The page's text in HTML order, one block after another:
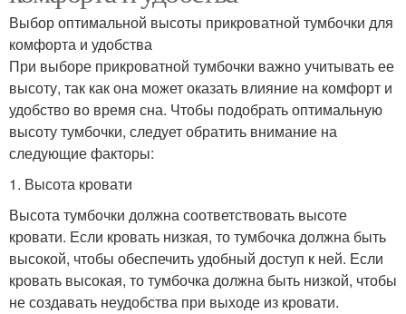
Выбор оптимальной высоты прикроватной тумбочки для
комфорта и удобства
При выборе прикроватной тумбочки важно учитывать ее
высоту, так как она может оказать влияние на комфорт и
удобство во время сна. Чтобы подобрать оптимальную
высоту тумбочки, следует обратить внимание на
следующие факторы:
1. Высота кровати
Высота тумбочки должна соответствовать высоте
кровати. Если кровать низкая, то тумбочка должна быть
высокой, чтобы обеспечить удобный доступ к ней. Если
кровать высокая, то тумбочка должна быть низкой, чтобы
не создавать неудобства при выходе из кровати.